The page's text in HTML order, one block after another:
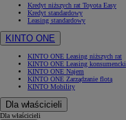
Kredyt niższych rat Toyota Easy
Kredyt standardowy
Leasing standardowy
KINTO ONE
KINTO ONE Leasing niższych rat
KINTO ONE Leasing konsumencki
KINTO ONE Najem
KINTO ONE Zarządzanie flotą
KINTO Mobility
Dla właścicieli
Dla właścicieli